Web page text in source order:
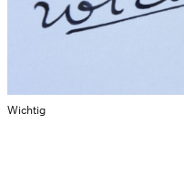
Wichtig